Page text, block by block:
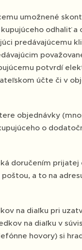
umožnené
odhaliť
predávajúcemu
potvrdí
účte či v
objednávky
o
doručením
a to na
na diaľku pri
na diaľku v
hovory) si